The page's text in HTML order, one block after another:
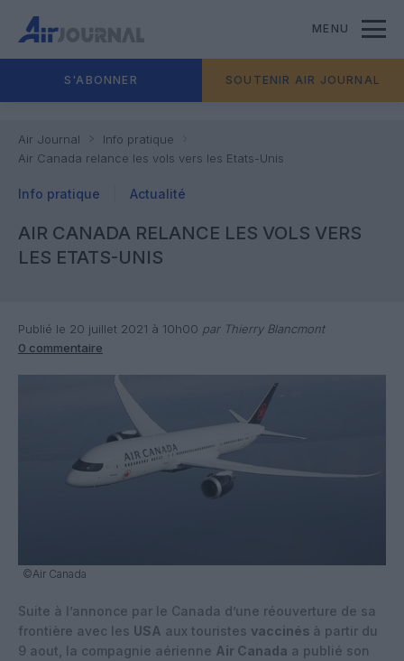
MENU
S'ABONNER SOUTENIR AIR JOURNAL
Air Journal
Info pratique
Air Canada relance les vols vers les Etats-Unis
Info pratique Actualité
AIR CANADA RELANCE LES VOLS VERS
LES ETATS-UNIS
Publié le 20 juillet 2021 à 10h00 par Thierry Blancmont
0 commentaire
©Air Canada
Suite à l’annonce par le Canada d’une réouverture de sa
frontière avec les USA aux touristes vaccinés à partir du
9 aout, la compagnie aérienne Air Canada a publié son